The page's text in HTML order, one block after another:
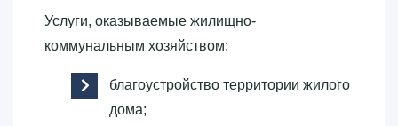
Услуги, оказываемые жилищно-
коммунальным хозяйством:
благоустройство территории жилого
дома;